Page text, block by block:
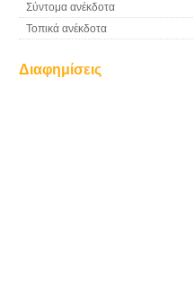
Σύντομα ανέκδοτα
Τοπικά ανέκδοτα
Διαφημίσεις